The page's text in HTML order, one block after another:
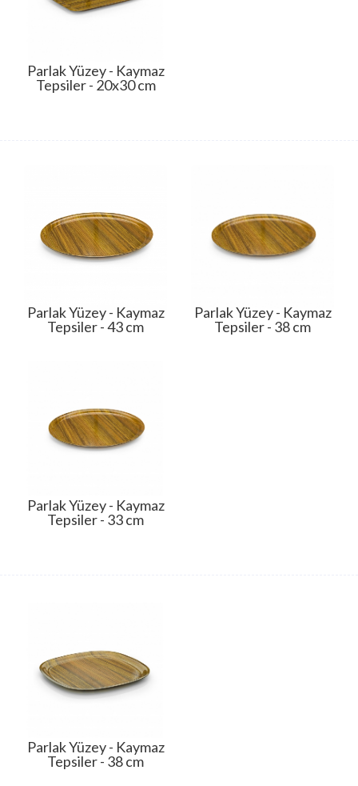
Parlak Yüzey - Kaymaz
Tepsiler - 20x30 cm
Parlak Yüzey - Kaymaz
Tepsiler - 43 cm
Parlak Yüzey - Kaymaz
Tepsiler - 38 cm
Parlak Yüzey - Kaymaz
Tepsiler - 33 cm
Parlak Yüzey - Kaymaz
Tepsiler - 38 cm